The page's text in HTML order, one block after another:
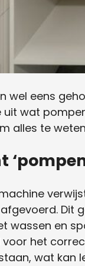
wel eens
wat
alles te
Dit
wassen en
voor het
wat kan